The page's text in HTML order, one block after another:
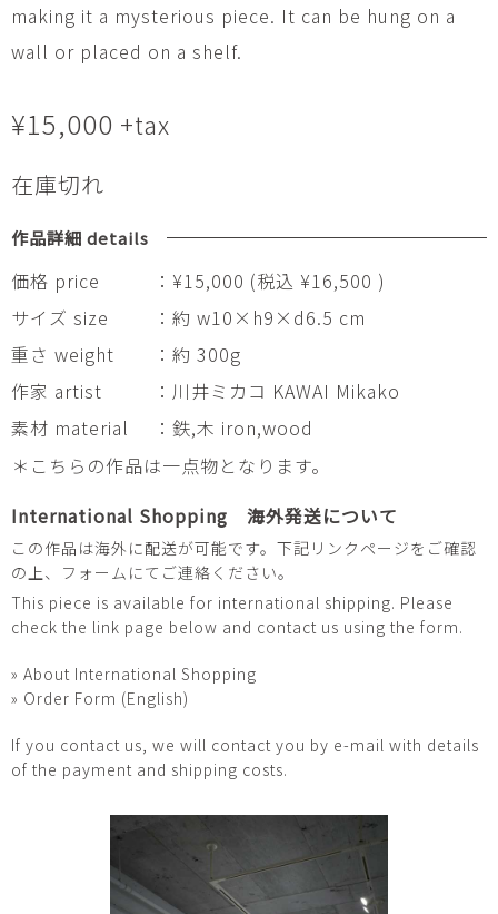
making it a mysterious piece. It can be hung on a
wall or placed on a shelf.
¥15,000 +tax
在庫切れ
作品詳細 details
価格 price
：¥15,000 (税込 ¥16,500 )
サイズ size
：約 w10×h9×d6.5 cm
重さ weight
：約 300g
作家 artist
：川井ミカコ KAWAI Mikako
素材 material
：鉄,木 iron,wood
＊こちらの作品は一点物となります。
International Shopping 海外発送について
この作品は海外に配送が可能です。下記リンクページをご確認
の上、フォームにてご連絡ください。
This piece is available for international shipping. Please
check the link page below and contact us using the form.
» About International Shopping
» Order Form (English)
If you contact us, we will contact you by e-mail with details
of the payment and shipping costs.